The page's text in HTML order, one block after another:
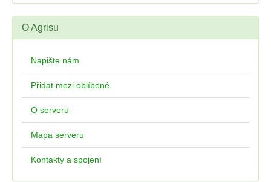
O Agrisu
Napište nám
Přidat mezi oblíbené
O serveru
Mapa serveru
Kontakty a spojení